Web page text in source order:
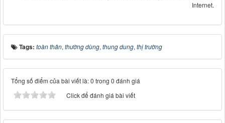
Internet.
Tags: toàn thân, thường dùng, thung dung, thị trường
Tổng số điểm của bài viết là: 0 trong 0 đánh giá
Click để đánh giá bài viết